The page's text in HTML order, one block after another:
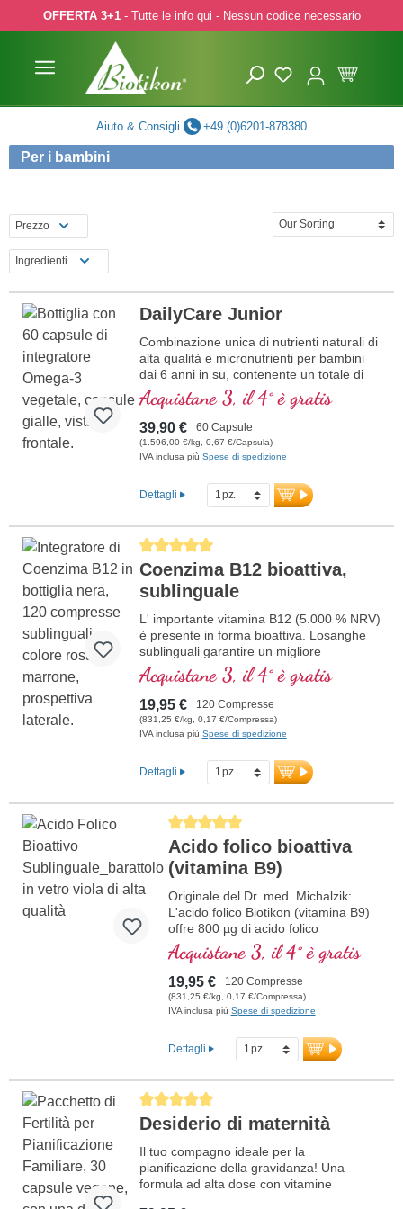
to main content
Skip to search
Skip to main navigation
OFFERTA 3+1- Tutte le info qui - Nessun codice necessario
Aiuto & Consigli +49 (0)6201-878380
Per i bambini
Prezzo
Ingredienti
DailyCare Junior
Combinazione unica di nutrienti naturali di
alta qualità e micronutrienti per bambini
dai 6 anni in su, contenente un totale di
20 nutrienti essenziali per il vostro
bambino.
Acquistane 3, il 4° è gratis
39,90 € 60 Capsule
(1.596,00 €/kg, 0,67 €/Capsula)
IVA inclusa più Spese di spedizione
Dettagli
Average rating of 5 out of 5 stars
Coenzima B12 bioattiva,
sublinguale
L' importante vitamina B12 (5.000 % NRV)
è presente in forma bioattiva. Losanghe
sublinguali garantire un migliore
assorbimento attraverso la mucosa orale;
in vetro viola.
Acquistane 3, il 4° è gratis
19,95 € 120 Compresse
(831,25 €/kg, 0,17 €/Compressa)
IVA inclusa più Spese di spedizione
Dettagli
Average rating of 5 out of 5 stars
Acido folico bioattiva
(vitamina B9)
Originale del Dr. med. Michalzik:
L'acido folico Biotikon (vitamina B9)
offre 800 µg di acido folico
biologicamente attivo per
compressa, sotto forma di
metiltetraidrofolato (5-MTHF),
particolarmente ben assorbito
dall'organismo. L'acido folico
del sangue e alla funzione del
sistema immunitario. Privo di
confezionato in un sigillo privo di
alluminio. Prodotto in Germania
secondo i più alti standard di qualità.
folico
Acquistane 3, il 4° è gratis
19,95 € 120 Compresse
(831,25 €/kg, 0,17 €/Compressa)
IVA inclusa più Spese di spedizione
Dettagli
Average rating of 5 out of 5 stars
Desiderio di maternità
Il tuo compagno ideale per la
pianificazione della gravidanza! Una
formula ad alta dose con vitamine